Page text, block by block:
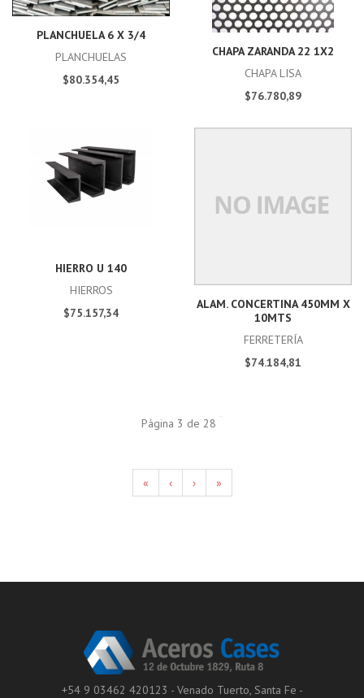
PLANCHUELA 6 X 3/4
PLANCHUELAS
$80.354,45
CHAPA ZARANDA 22 1X2
CHAPA LISA
$76.780,89
HIERRO U 140
HIERROS
$75.157,34
ALAM. CONCERTINA 450MM X
10MTS
FERRETERÍA
$74.184,81
Página 3 de 28
« ‹ › »
+54 9 03462 420123 - Venado Tuerto, Santa Fe -